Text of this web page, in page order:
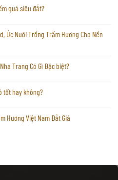
quá siêu đắt?
Úc Nuôi Trồng Trầm Hương Cho Nền
Trang Có Gì Đặc biệt?
tốt hay không?
Hương Việt Nam Đắt Giá